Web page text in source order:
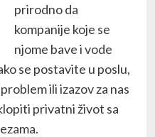
prirodno da
kompanije koje se
njome bave i vode
se postavite u poslu,
ili izazov za nas
privatni život sa